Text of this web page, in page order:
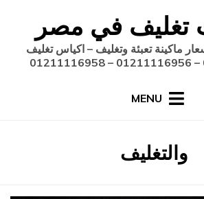
تغليف في مصر
ماكينة تعبئة وتغليف – اكياس تغليف
MENU
الوسم
:
والتغليف